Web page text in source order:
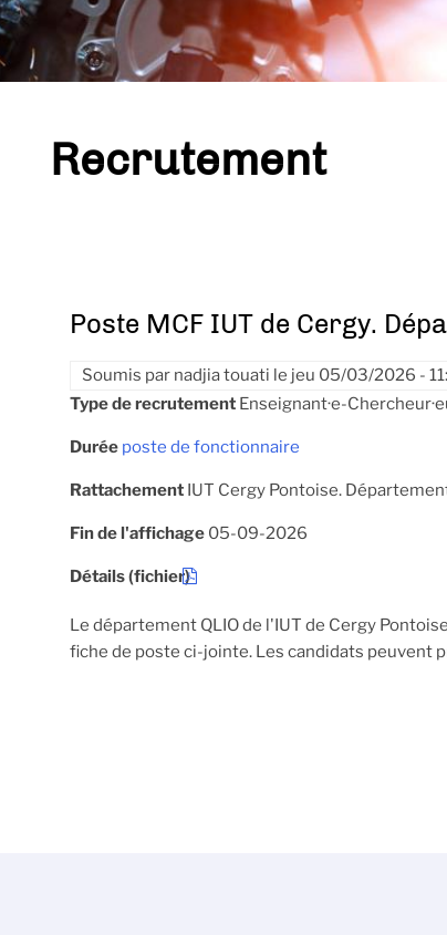
Recrutement
Poste MCF IUT de Cergy.
Soumis par nadjia touati le jeu 05/03/2026 -
Type de recrutement Enseignant·e-
Durée poste de fonctionnaire
Rattachement IUT Cergy Pontoise.
Fin de l'affichage 05-09-2026
Détails (fichier)
Le département QLIO de l'IUT de Cergy
fiche de poste ci-jointe. Les candidats peuvent